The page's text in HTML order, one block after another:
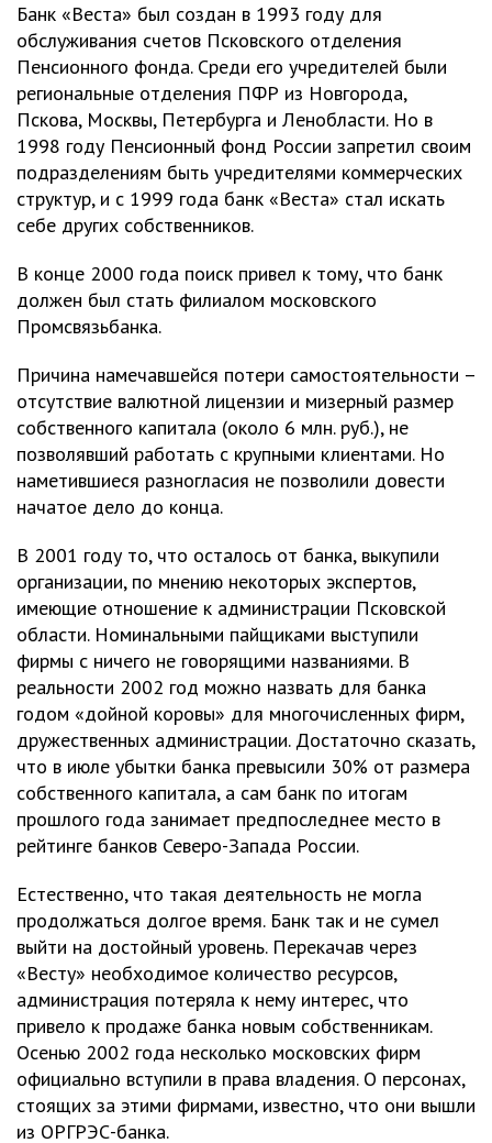
Банк «Веста» был создан в 1993 году для
обслуживания счетов Псковского отделения
Пенсионного фонда. Среди его учредителей были
региональные отделения ПФР из Новгорода,
Пскова, Москвы, Петербурга и Ленобласти. Но в
1998 году Пенсионный фонд России запретил своим
подразделениям быть учредителями коммерческих
структур, и с 1999 года банк «Веста» стал искать
себе других собственников.
В конце 2000 года поиск привел к тому, что банк
должен был стать филиалом московского
Промсвязьбанка.
Причина намечавшейся потери самостоятельности –
отсутствие валютной лицензии и мизерный размер
собственного капитала (около 6 млн. руб.), не
позволявший работать с крупными клиентами. Но
наметившиеся разногласия не позволили довести
начатое дело до конца.
В 2001 году то, что осталось от банка, выкупили
организации, по мнению некоторых экспертов,
имеющие отношение к администрации Псковской
области. Номинальными пайщиками выступили
фирмы с ничего не говорящими названиями. В
реальности 2002 год можно назвать для банка
годом «дойной коровы» для многочисленных фирм,
дружественных администрации. Достаточно сказать,
что в июле убытки банка превысили 30% от размера
собственного капитала, а сам банк по итогам
прошлого года занимает предпоследнее место в
рейтинге банков Северо-Запада России.
Естественно, что такая деятельность не могла
продолжаться долгое время. Банк так и не сумел
выйти на достойный уровень. Перекачав через
«Весту» необходимое количество ресурсов,
администрация потеряла к нему интерес, что
привело к продаже банка новым собственникам.
Осенью 2002 года несколько московских фирм
официально вступили в права владения. О персонах,
стоящих за этими фирмами, известно, что они вышли
из ОРГРЭС-банка.